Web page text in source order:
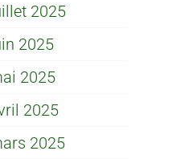
2025
2025
2025
2025
2025